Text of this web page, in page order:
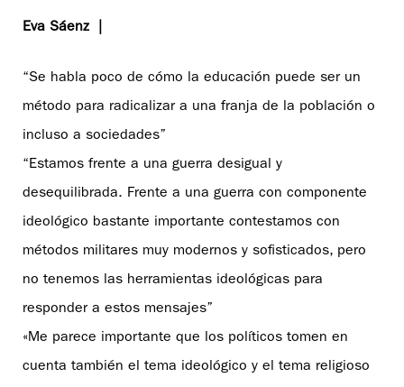
Eva Sáenz |
“Se habla poco de cómo la educación puede ser un
método para radicalizar a una franja de la población o
incluso a sociedades”
“Estamos frente a una guerra desigual y
desequilibrada. Frente a una guerra con componente
ideológico bastante importante contestamos con
métodos militares muy modernos y sofisticados, pero
no tenemos las herramientas ideológicas para
responder a estos mensajes”
«Me parece importante que los políticos tomen en
cuenta también el tema ideológico y el tema religioso